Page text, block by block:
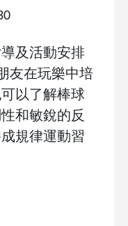
及活動安排
友在玩樂中培
以了解棒球
和敏銳的反
規律運動習